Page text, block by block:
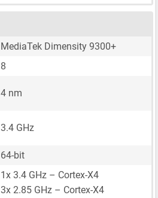
MediaTek Dimensity 9300+
8
4 nm
3.4 GHz
64-bit
1x 3.4 GHz – Cortex-X4
3x 2.85 GHz – Cortex-X4